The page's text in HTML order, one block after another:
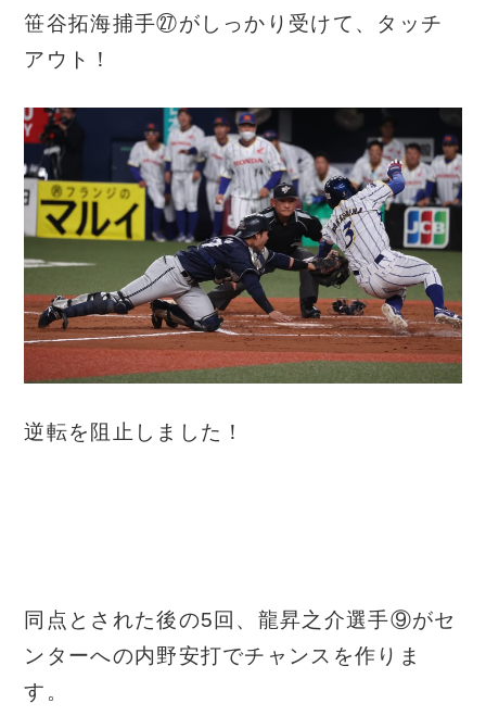
笹谷拓海捕手㉗がしっかり受けて、タッチ
アウト！
逆転を阻止しました！
同点とされた後の5回、龍昇之介選手⑨がセ
ンターへの内野安打でチャンスを作りま
す。